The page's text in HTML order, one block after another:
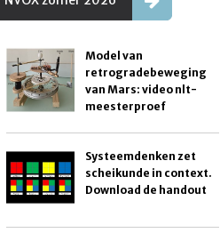
Model van
retrogradebeweging
van Mars: video nlt-
meesterproef
Systeemdenken zet
scheikunde in context.
Download de handout